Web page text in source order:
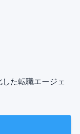
た転職エージェ